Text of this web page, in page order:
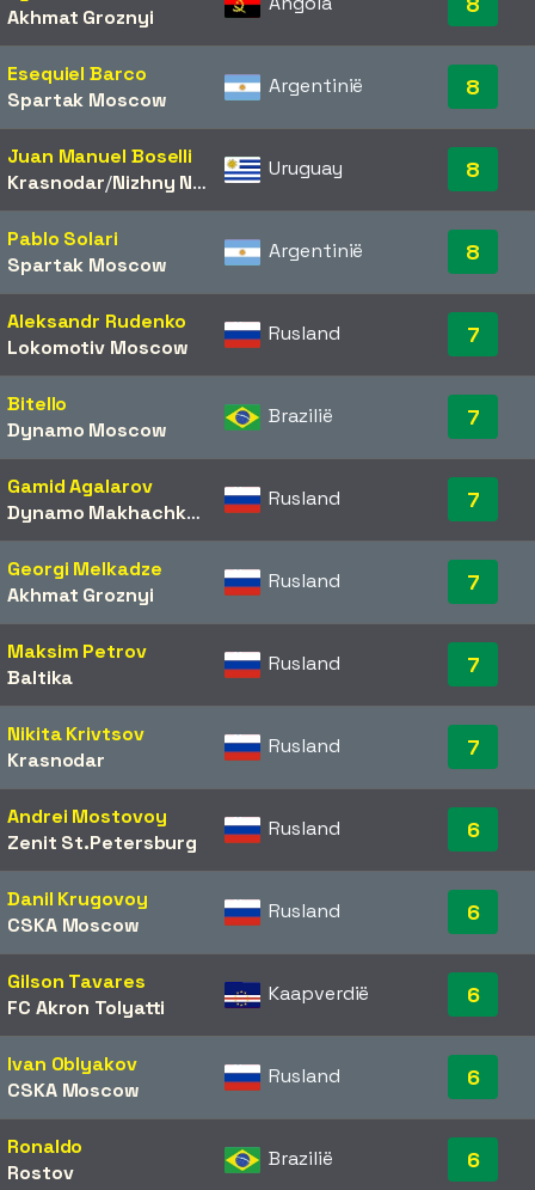
Akhmat Groznyi
Esequiel Barco
Spartak Moscow
Argentinië 8
Juan Manuel Boselli
Krasnodar/​Nizhny Novgorod
Uruguay 8
Pablo Solari
Spartak Moscow
Argentinië 8
Aleksandr Rudenko
Lokomotiv Moscow
Rusland 7
Bitello
Dynamo Moscow
Brazilië 7
Gamid Agalarov
Dynamo Makhachkala
Rusland 7
Georgi Melkadze
Akhmat Groznyi
Rusland 7
Maksim Petrov
Baltika
Rusland 7
Nikita Krivtsov
Krasnodar
Rusland 7
Andrei Mostovoy
Zenit St.Petersburg
Rusland 6
Danil Krugovoy
CSKA Moscow
Rusland 6
Gilson Tavares
FC Akron Tolyatti
Kaapverdië 6
Ivan Oblyakov
CSKA Moscow
Rusland 6
Ronaldo
Rostov
Brazilië 6